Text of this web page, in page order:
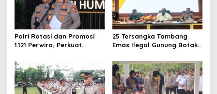
Polri Rotasi dan Promosi
1.121 Perwira, Perkuat
hingga Pembentukan
Polresta IKN
25 Tersangka Tambang
Emas Ilegal Gunung Botak
China